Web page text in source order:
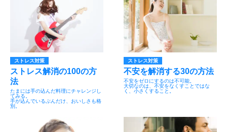
ストレス対策
ストレス解消の100の方
法
たまには手の込んだ料理にチャレンジし
てみる。
手が込んでいるぶんだけ、おいしさも格
別。
ストレス対策
不安を解消する30の方法
不安をゼロにするのは不可能。
大切なのは、不安をなくすことではな
く、小さくすること。